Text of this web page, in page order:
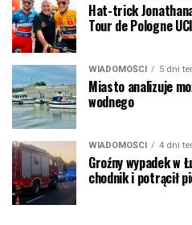
Hat-trick
Tour de Pologne
WIADOMOŚCI 5 dni
Miasto analizuje
wodnego
WIADOMOŚCI 4 dni
Groźny wypadek w
chodnik i potrącił